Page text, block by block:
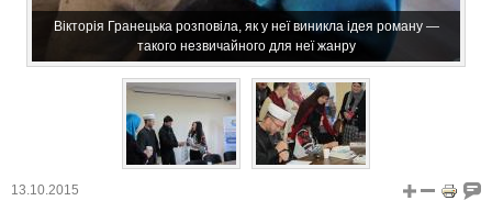
Вікторія Гранецька розповіла, як у неї виникла ідея роману —
такого незвичайного для неї жанру
13.10.2015